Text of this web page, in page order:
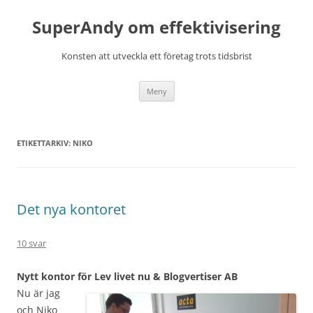
innehåll
SuperAndy om effektivisering
Konsten att utveckla ett företag trots tidsbrist
Meny
ETIKETTARKIV: NIKO
Det nya kontoret
10 svar
Nytt kontor för Lev livet nu & Blogvertiser AB
Nu är jag
och Niko